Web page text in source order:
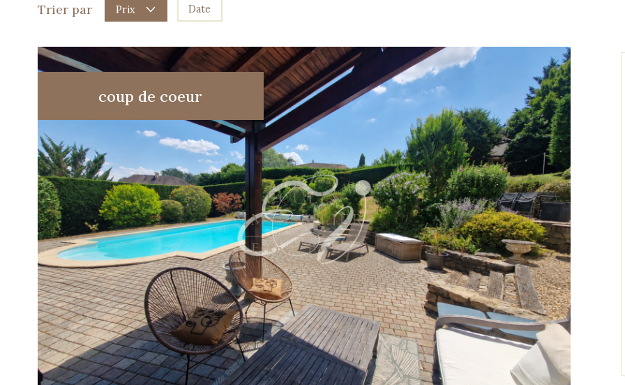
Trier par Prix Date
coup de coeur